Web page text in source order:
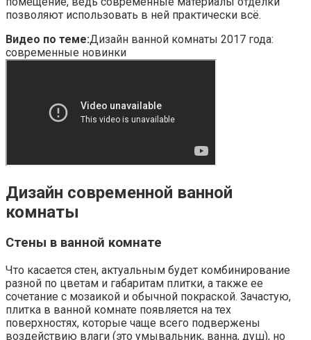
позволяют использовать в ней практически всё.
Видео по теме:Дизайн ванной комнаты 2017 года:
современные новинки
Дизайн современной ванной
комнаты
Стены в ванной комнате
Что касается стен, актуальным будет комбинирование
разной по цветам и габаритам плитки, а также ее
сочетание с мозаикой и обычной покраской. Зачастую,
плитка в ванной комнате появляется на тех
поверхностях, которые чаще всего подвержены
воздействию влаги (это умывальник, ванна, душ), но